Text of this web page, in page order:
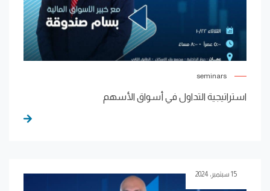
seminars
استراتيجية التداول في أسواق الأسهم
15 سبتمبر، 2024